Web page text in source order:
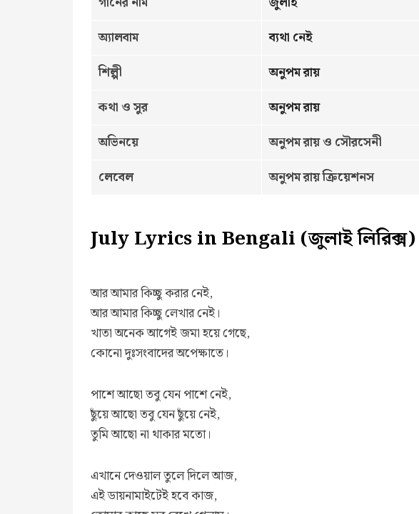
অ্যালবাম
ব্যথা নেই
শিল্পী
অনুপম রায়
কথা ও সুর
অনুপম রায়
অভিনয়ে
অনুপম রায় ও সৌরসেনী
লেবেল
অনুপম রায় ক্রিয়েশনস
July Lyrics in Bengali (জুলাই
আর আমার কিচ্ছু করার নেই,
আর আমার কিচ্ছু লেখার নেই।
খাতা অনেক আগেই জমা হয়ে গেছে,
কোনো দুঃসংবাদের অপেক্ষাতে।
পাশে আছো তবু যেন পাশে নেই,
ছুঁয়ে আছো তবু যেন ছুঁয়ে নেই,
তুমি আছো না থাকার মতো।
এখানে দেওয়াল তুলে দিলে আজ,
এই ডায়নামাইটেই হবে কাজ,